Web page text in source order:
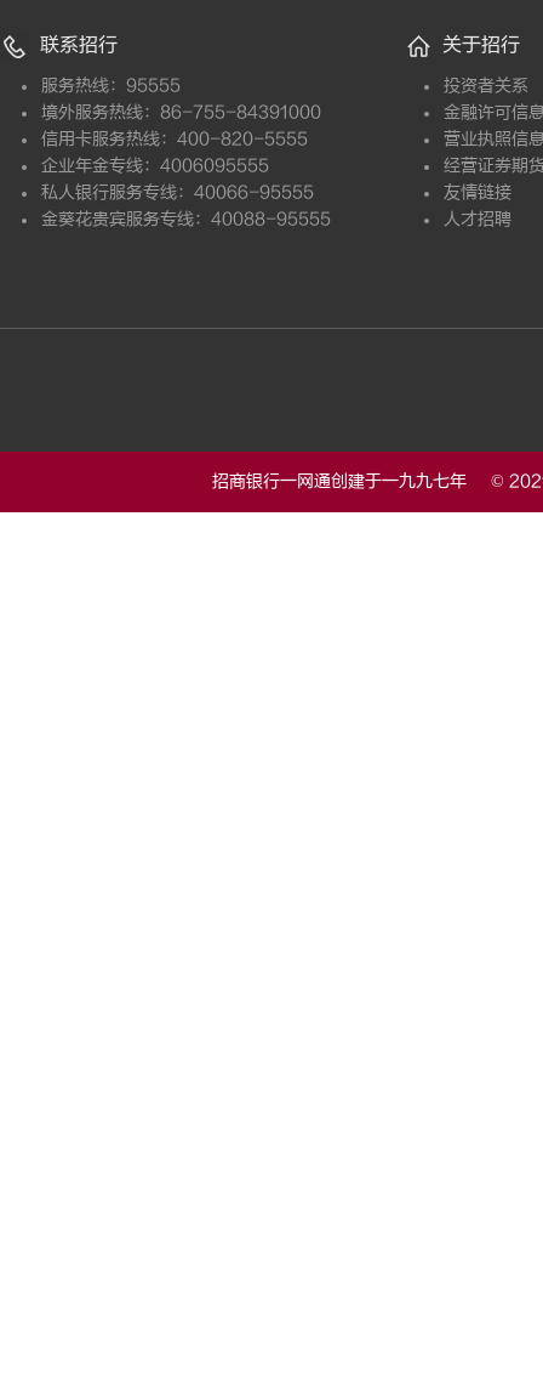
联系招行
服务热线：95555
境外服务热线：86-755-84391000
信用卡服务热线：400-820-5555
企业年金专线：4006095555
私人银行服务专线：40066-95555
金葵花贵宾服务专线：40088-95555
关于招行
投资者关系
金融许可信
营业执照信
经营证券期
友情链接
人才招聘
招商银行一网通创建于一九九七年 ©